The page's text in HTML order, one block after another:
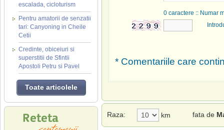
escalada, cicloturism
Pentru amatorii de senzatii
tari: Canyoning in Cheile
Cetii
Credinte, obiceiuri si
superstitii de Sfintii
Apostoli Petru si Pavel
Toate articolele
0 caractere :: Numar
* Comentariile care
Raza: km fata de